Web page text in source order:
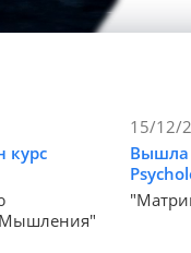
курс
Мышления"
15/12/
Вышла